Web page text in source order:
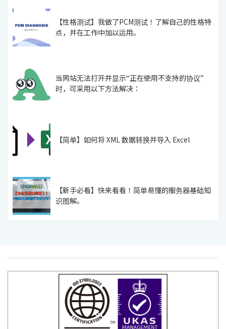
【性格测试】我做了PCM测试！了解自己的性格特
点，并在工作中加以运用。
当网站无法打开并显示“正在使用不支持的协议”
时，可采用以下方法解决：
【简单】如何将 XML 数据转换并导入 Excel
【新手必看】快来看看！简单易懂的服务器基础知
识图解。